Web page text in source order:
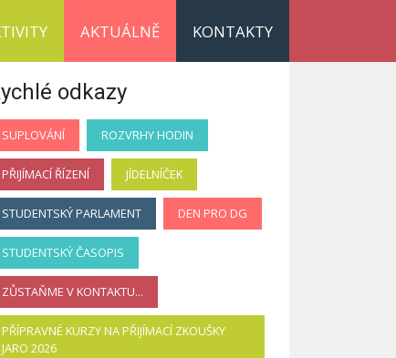
AKTUÁLNĚ KONTAKTY
odkazy
SUPLOVÁNÍ ROZVRHY HODIN
PŘIJÍMACÍ ŘÍZENÍ JÍDELNÍČEK
STUDENTSKÝ PARLAMENT DEN PRO DG
STUDENTSKÝ ČASOPIS
ZŮSTAŇME V KONTAKTU...
PŘÍPRAVNÉ KURZY NA PŘIJÍMACÍ ZKOUŠKY
JARO 2026